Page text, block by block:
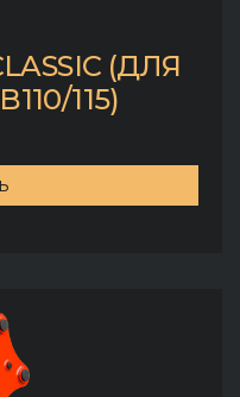
(ДЛЯ
115)